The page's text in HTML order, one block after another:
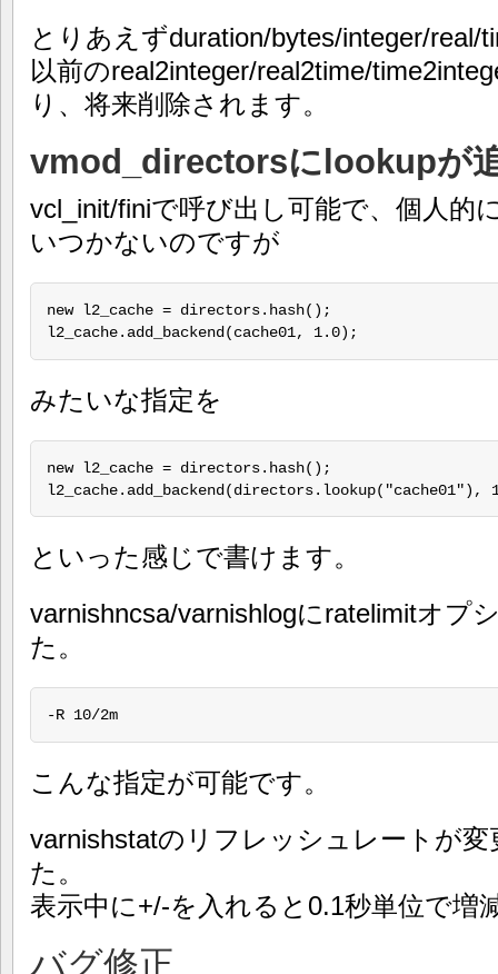
とりあえずduration/bytes/integer/
以前のreal2integer/real2time/
り、将来削除されます。
vmod_directorsにlookupが
vcl_init/finiで呼び出し可能で、個人的
いつかないのですが
new l2_cache = directors.hash();
l2_cache.add_backend(cache01, 1.0);
みたいな指定を
new l2_cache = directors.hash();
l2_cache.add_backend(directors.lookup("cache01"),
といった感じで書けます。
varnishncsa/varnishlogにratelimitオプ
た。
-R 10/2m
こんな指定が可能です。
varnishstatのリフレッシュレートが
た。
表示中に+/-を入れると0.1秒単位で増
バグ修正